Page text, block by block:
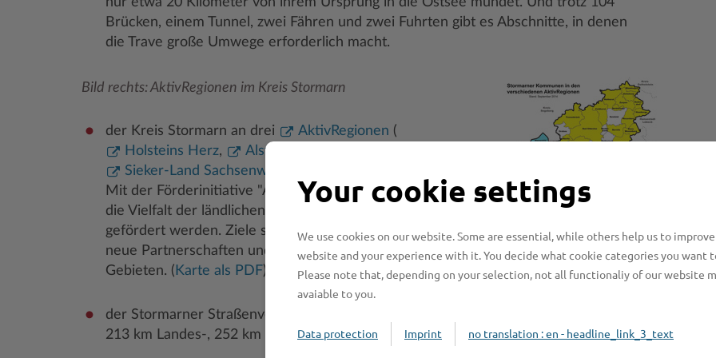
Brücken, einem Tunnel, zwei Fähren und zwei Fuhrten gibt es Abschnitte, in denen
die Trave große Umwege erforderlich macht.
Bild rechts: AktivRegionen im Kreis Stormarn
der Kreis Stormarn an drei AktivRegionen (
Holsteins Herz, Alsterland
Sieker-Land Sachsenwald
Mit der Förderinitiative "AktivRegion" sollen die Stärken und
die Vielfalt der ländlichen Räume in Schleswig-Holstein
gefördert werden. Ziele sind vor allem mehr Wirtschaftskraft,
neue Partnerschaften und mehr Lebensqualität in diesen
Gebieten. ( Karte als PDF)
der Stormarner Straßenverkehr über 82 km Bundesautobahnen, 81 km Bundes-,
213 km Landes-, 252 km Kreis- und mehr als 800 km Gemeindestraßen fließt?
Your cookie settings
We use cookies on our website. Some are essential, while others help us to
website and your experience with it. You decide what cookie categories you want
Please note that, depending on your selection, not all functionaliy of our website
avaiable to you.
Data protection Imprint no translation : en - headline_link_3_text